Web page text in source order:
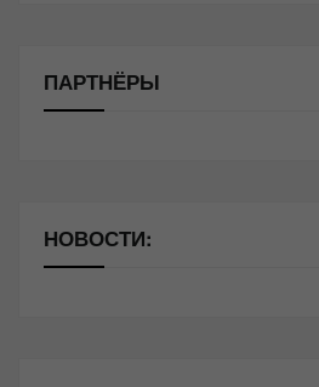
ПАРТНЁРЫ
НОВОСТИ: